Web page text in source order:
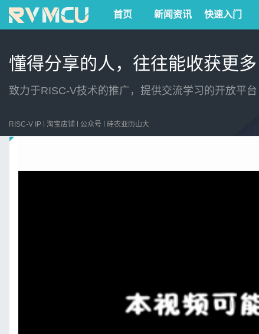
首页 新闻资讯 快速入门
懂得分享的人，往往能收获更多
致力于RISC-V技术的推广，提供交流学习的开放平台
RISC-V IP 淘宝店铺 公众号 硅农亚历山大